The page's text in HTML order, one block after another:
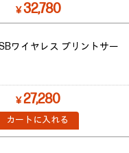
￥32,780
ワイヤレス プリントサー
￥27,280
カートに入れる